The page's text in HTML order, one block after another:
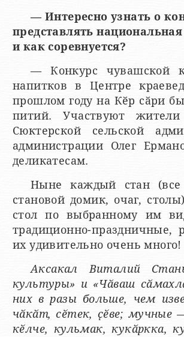
— Интересно узнать о
представлять
и как соревнуется?
— Конкурс чувашской
напитков в Центре
прошлом году на Кӗр сӑри
питий. Участвуют
Сюктерской сельской
администрации Олег
деликатесам.
Ныне каждый стан
становой домик, очаг,
стол по выбранному им
традиционно-
их удивительно очень много!
Аксакал Виталий
культуры» и «Чӑваш
них в разы больше, чем
чӑкӑт, сӗтек, ҫӗве;
кӗлче, кульмак, кукӑркка,